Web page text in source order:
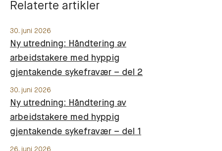
Relaterte artikler
30. juni 2026
Ny utredning: Håndtering av
arbeidstakere med hyppig
gjentakende sykefravær – del 2
30. juni 2026
Ny utredning: Håndtering av
arbeidstakere med hyppig
gjentakende sykefravær – del 1
26. juni 2026